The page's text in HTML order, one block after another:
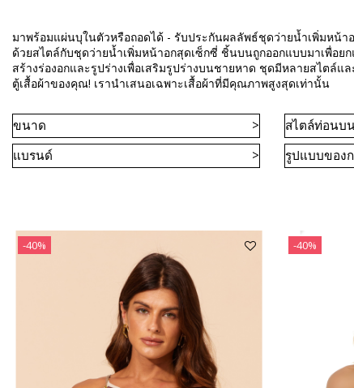
มาพร้อมแผ่นบุในตัวหรือถอดได้ - รับประกันผลลัพธ์ชุดว่ายน้ำเพิ่มหน้
ด้วยสไตล์กับชุดว่ายน้ำเพิ่มหน้าอกสุดเซ็กซี่ ชิ้นบนถูกออกแบบมาเพื่อย
สร้างร่องอกและรูปร่างเพื่อเสริมรูปร่างบนชายหาด ชุดมีหลายสไตล์
ตู้เสื้อผ้าของคุณ! เรานำเสนอเฉพาะเสื้อผ้าที่มีคุณภาพสูงสุดเท่านั้น
ขนาด สไตล์ท่อนบ
แบรนด์
รูปแบบของ
-40% -40%